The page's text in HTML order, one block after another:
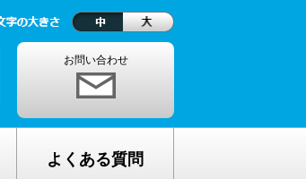
お問い合わせ
よくある質問